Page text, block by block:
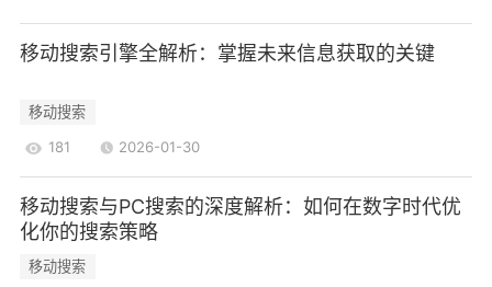
松访问和浏览网站。
传统的网站设计通常需要为不同设备创建多个
版本，这不仅增加了开发和维护的成本，还可能导
致内容不一致。响应式网站只需维护一个版本，降
低了维护成本和复杂性。
4.提升搜索引擎排名
搜索引擎(如Google)越来越倾向于优先展示响
移动搜索引擎全解析：掌握未来信息获取的关键
移动搜索
181 2026-01-30
移动搜索与PC搜索的深度解析：如何在数字时代优
化你的搜索策略
移动搜索